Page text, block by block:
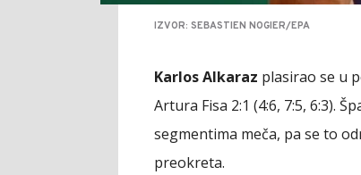
IZVOR: SEBASTIEN NOGIER/EPA
Karlos Alkaraz plasirao se u
Artura Fisa 2:1 (4:6, 7:5, 6:3).
segmentima meča, pa se to
preokreta.